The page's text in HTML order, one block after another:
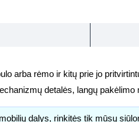
arba rėmo ir kitų prie jo
detalės, langų
dalys, rinkitės tik mūsų